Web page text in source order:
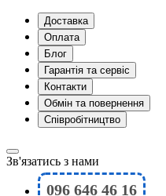
Доставка
Оплата
Блог
Гарантія та сервіс
Контакти
Обмін та повернення
Співробітництво
Зв'язатись з нами
096 646 46 16